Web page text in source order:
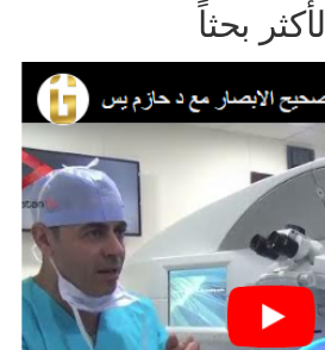
الأكثر بحثاً